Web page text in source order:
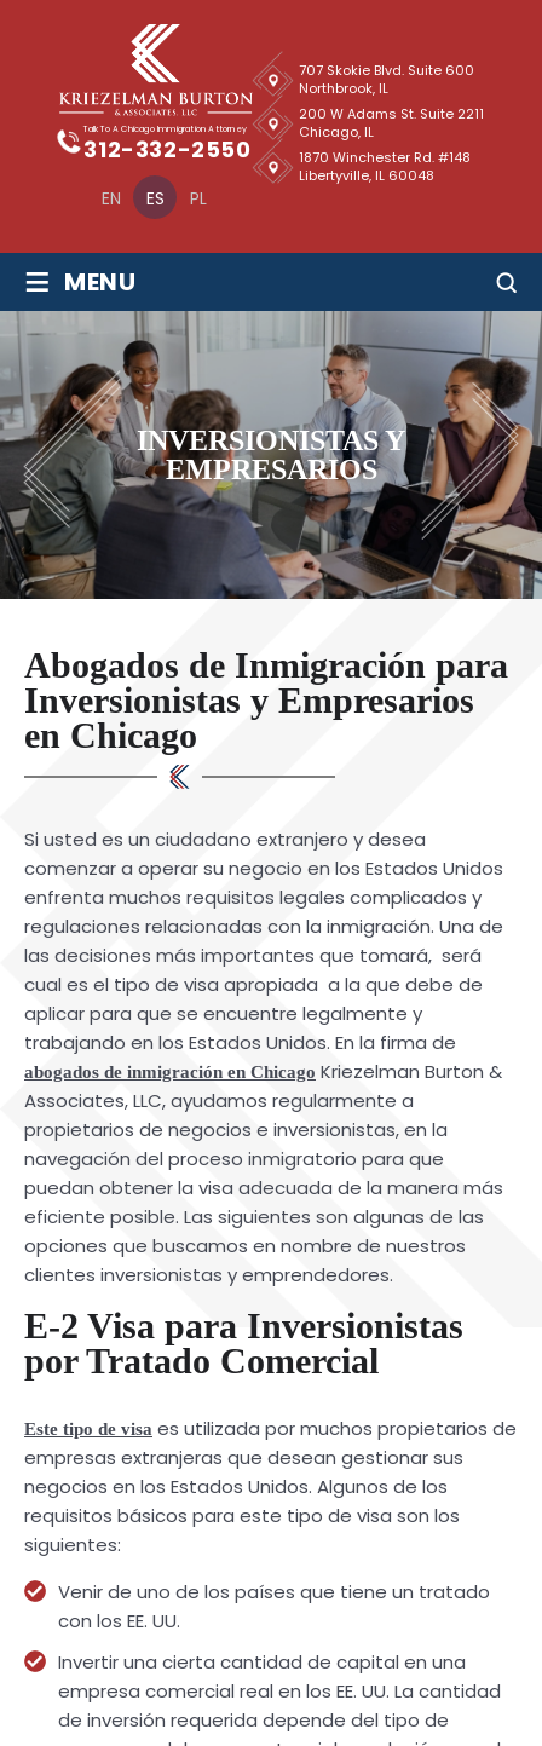
EN ES PL
Talk To A Chicago Immigration Attorney
312-332-2550
707 Skokie Blvd. Suite 600
Northbrook, IL
1870 Winchester Rd. #148
Libertyville, IL 60048
200 W Adams St. Suite 2211
Chicago, IL
≡ MENU
INVERSIONISTAS Y
EMPRESARIOS
Abogados de Inmigración para
Inversionistas y Empresarios
en Chicago
Si usted es un ciudadano extranjero y desea
comenzar a operar su negocio en los Estados Unidos
enfrenta muchos requisitos legales complicados y
regulaciones relacionadas con la inmigración. Una de
las decisiones más importantes que tomará, será
cual es el tipo de visa apropiada a la que debe de
aplicar para que se encuentre legalmente y
trabajando en los Estados Unidos. En la firma de
abogados de inmigración en Chicago Kriezelman Burton &
Associates, LLC, ayudamos regularmente a
propietarios de negocios e inversionistas, en la
navegación del proceso inmigratorio para que
puedan obtener la visa adecuada de la manera más
eficiente posible. Las siguientes son algunas de las
opciones que buscamos en nombre de nuestros
clientes inversionistas y emprendedores.
E-2 Visa para Inversionistas
por Tratado Comercial
Este tipo de visa es utilizada por muchos propietarios de
empresas extranjeras que desean gestionar sus
negocios en los Estados Unidos. Algunos de los
requisitos básicos para este tipo de visa son los
siguientes:
Venir de uno de los países que tiene un tratado
con los EE. UU.
Invertir una cierta cantidad de capital en una
empresa comercial real en los EE. UU. La cantidad
de inversión requerida depende del tipo de